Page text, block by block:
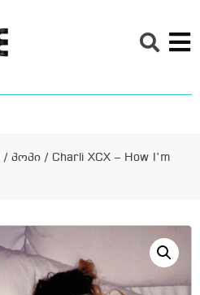
/ პოპი / Charli XCX – How I’m